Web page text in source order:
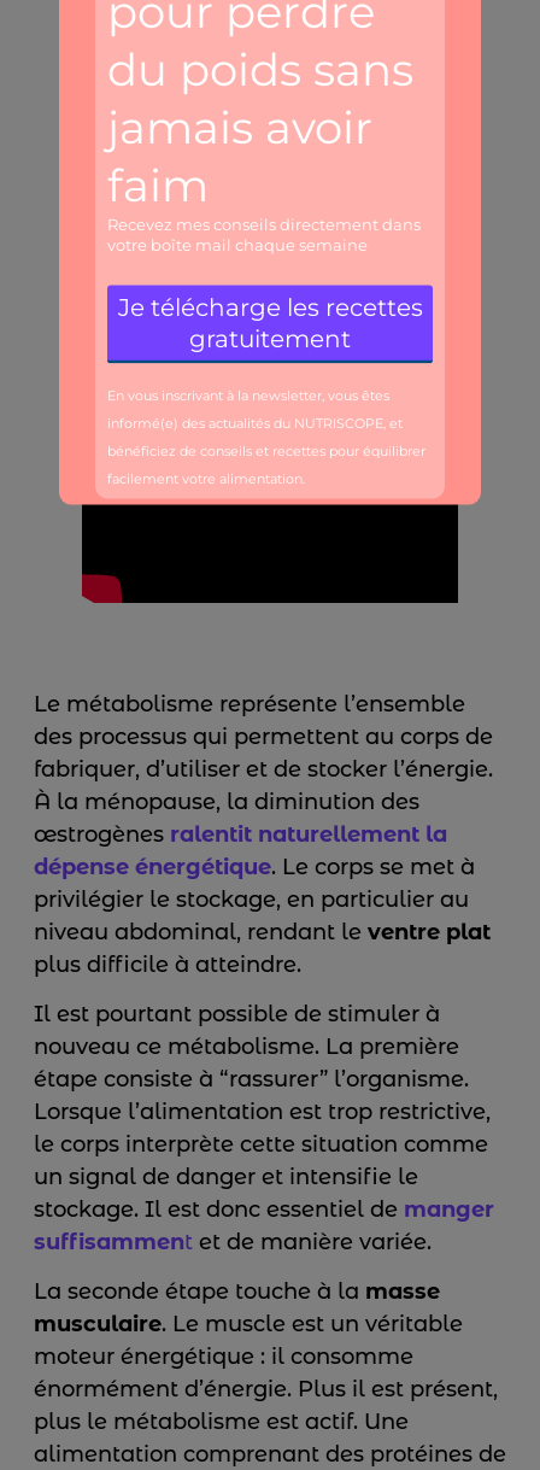
Le métabolisme représente l’ensemble
des processus qui permettent au corps de
fabriquer, d’utiliser et de stocker l’énergie.
À la ménopause, la diminution des
œstrogènes ralentit naturellement la
dépense énergétique. Le corps se met à
privilégier le stockage, en particulier au
niveau abdominal, rendant le ventre plat
plus difficile à atteindre.
Il est pourtant possible de stimuler à
nouveau ce métabolisme. La première
étape consiste à “rassurer” l’organisme.
Lorsque l’alimentation est trop restrictive,
le corps interprète cette situation comme
un signal de danger et intensifie le
stockage. Il est donc essentiel de manger
suffisamment et de manière variée.
La seconde étape touche à la masse
musculaire. Le muscle est un véritable
moteur énergétique : il consomme
énormément d’énergie. Plus il est présent,
plus le métabolisme est actif. Une
alimentation comprenant des protéines de